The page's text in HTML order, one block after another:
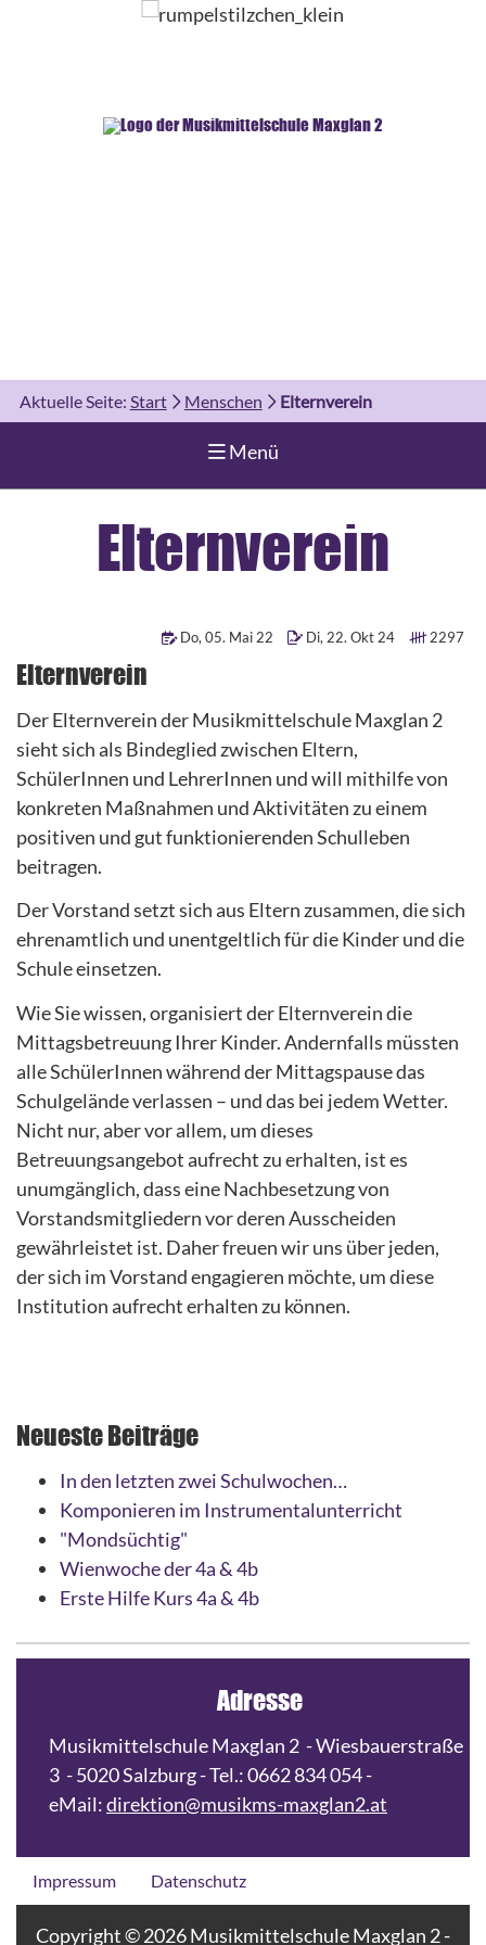
Aktuelle Seite: Start Menschen Elternverein
Navigation aufklappen
Menü
Elternverein
Do, 05. Mai 22 Di, 22. Okt 24 2297
Elternverein
Der Elternverein der Musikmittelschule Maxglan 2
sieht sich als Bindeglied zwischen Eltern,
SchülerInnen und LehrerInnen und will mithilfe von
konkreten Maßnahmen und Aktivitäten zu einem
positiven und gut funktionierenden Schulleben
beitragen.
Der Vorstand setzt sich aus Eltern zusammen, die sich
ehrenamtlich und unentgeltlich für die Kinder und die
Schule einsetzen.
Wie Sie wissen, organisiert der Elternverein die
Mittagsbetreuung Ihrer Kinder. Andernfalls müssten
alle SchülerInnen während der Mittagspause das
Schulgelände verlassen – und das bei jedem Wetter.
Nicht nur, aber vor allem, um dieses
Betreuungsangebot aufrecht zu erhalten, ist es
unumgänglich, dass eine Nachbesetzung von
Vorstandsmitgliedern vor deren Ausscheiden
gewährleistet ist. Daher freuen wir uns über jeden,
der sich im Vorstand engagieren möchte, um diese
Institution aufrecht erhalten zu können.
Neueste Beiträge
In den letzten zwei Schulwochen…
Komponieren im Instrumentalunterricht
"Mondsüchtig"
Wienwoche der 4a & 4b
Erste Hilfe Kurs 4a & 4b
Adresse
Musikmittelschule Maxglan 2 - Wiesbauerstraße
3 - 5020 Salzburg - Tel.: 0662 834 054 -
eMail:direktion@musikms-maxglan2.at
Impressum Datenschutz
Copyright © 2026 Musikmittelschule Maxglan 2 -